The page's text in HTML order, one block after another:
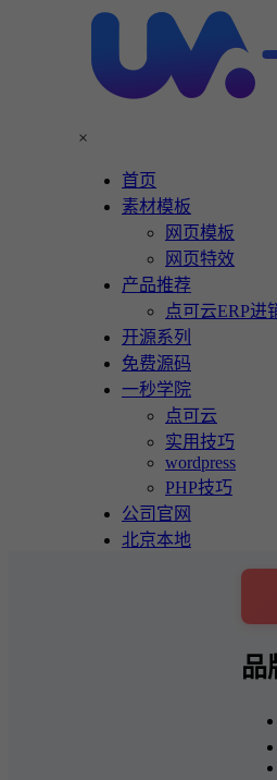
×
首页
素材模板
网页模板
网页特效
产品推荐
点可云ERP进
开源系列
免费源码
一秒学院
点可云
实用技巧
wordpress
PHP技巧
公司官网
北京本地
品